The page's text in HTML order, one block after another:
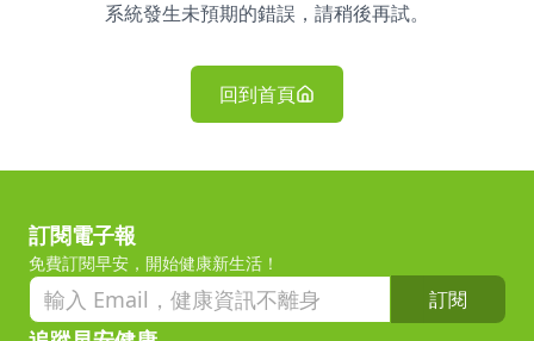
系統發生未預期的錯誤，請稍後再試。
回到首頁
訂閱電子報
免費訂閱早安，開始健康新生活！
訂閱